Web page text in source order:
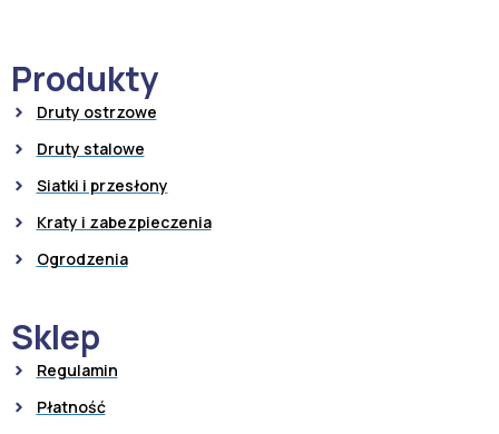
Produkty
Druty ostrzowe
Druty stalowe
Siatki i przesłony
Kraty i zabezpieczenia
Ogrodzenia
Sklep
Regulamin
Płatność